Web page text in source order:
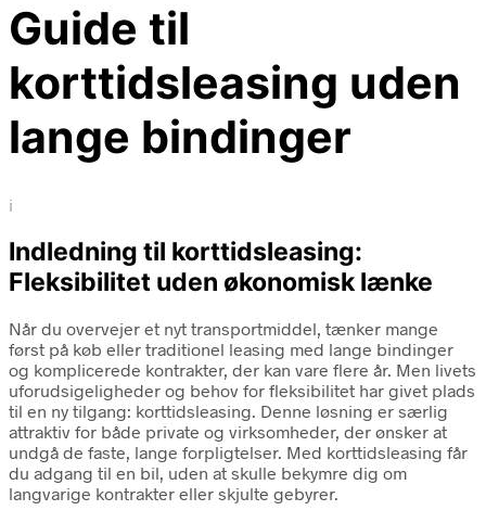
Guide til
korttidsleasing uden
lange bindinger
i
Indledning til korttidsleasing:
Fleksibilitet uden økonomisk lænke
Når du overvejer et nyt transportmiddel, tænker mange
først på køb eller traditionel leasing med lange bindinger
og komplicerede kontrakter, der kan vare flere år. Men livets
uforudsigeligheder og behov for fleksibilitet har givet plads
til en ny tilgang: korttidsleasing. Denne løsning er særlig
attraktiv for både private og virksomheder, der ønsker at
undgå de faste, lange forpligtelser. Med korttidsleasing får
du adgang til en bil, uden at skulle bekymre dig om
langvarige kontrakter eller skjulte gebyrer.